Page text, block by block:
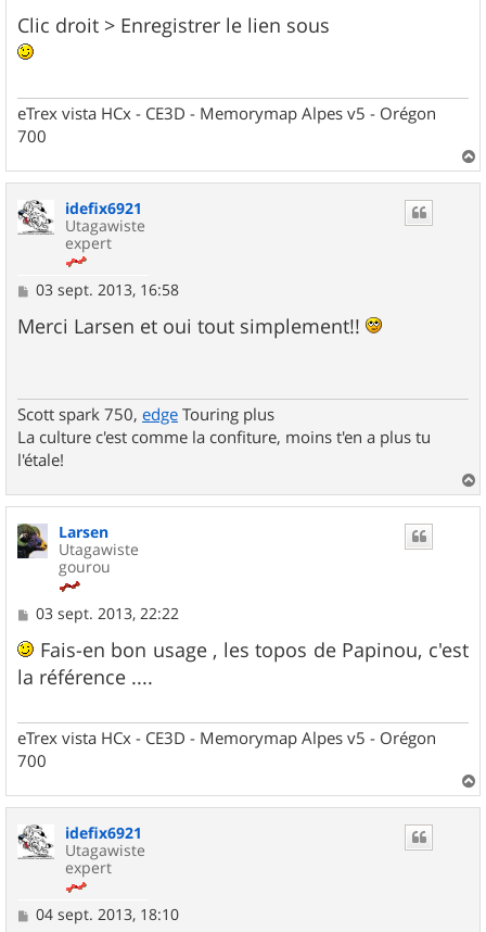
s
s
a
Clic droit > Enregistrer le lien sous
eTrex vista HCx - CE3D - Memorymap Alpes v5 - Orégon
700
a
idefix6921
Utagawiste
expert
M
s
s
03 sept. 2013, 16:58
Merci Larsen et oui tout simplement!!
Scott spark 750, edge Touring plus
La culture c'est comme la confiture, moins t'en a plus tu
l'étale!
a
Larsen
Utagawiste
gourou
M
s
a
03 sept. 2013, 22:22
Fais-en bon usage , les topos de Papinou, c'est
la référence ....
eTrex vista HCx - CE3D - Memorymap Alpes v5 - Orégon
700
a
idefix6921
Utagawiste
expert
M
04 sept. 2013, 18:10